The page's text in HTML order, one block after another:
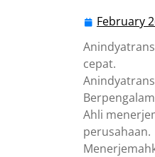
February
cepat.
Ahli
perusahaan.